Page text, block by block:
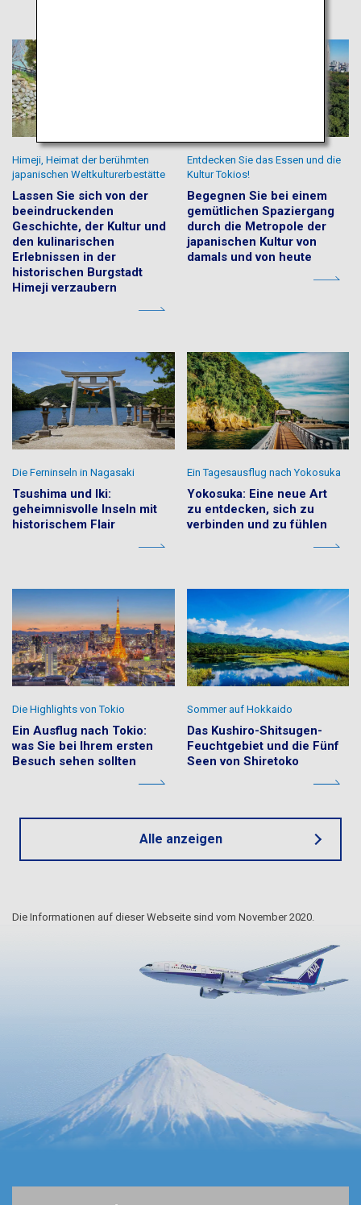
Lassen Sie sich von der
beeindruckenden
Geschichte, der Kultur und
den kulinarischen
Erlebnissen in der
historischen Burgstadt
Himeji verzaubern
Himeji, Heimat der berühmten
japanischen Weltkulturerbestätte
Begegnen Sie bei einem
gemütlichen Spaziergang
durch die Metropole der
japanischen Kultur von
damals und von heute
Entdecken Sie das Essen und die
Kultur Tokios!
Tsushima und Iki:
geheimnisvolle Inseln mit
historischem Flair
Die Ferninseln in Nagasaki
Yokosuka: Eine neue Art
zu entdecken, sich zu
verbinden und zu fühlen
Ein Tagesausflug nach Yokosuka
Ein Ausflug nach Tokio:
was Sie bei Ihrem ersten
Besuch sehen sollten
Die Highlights von Tokio
Das Kushiro-Shitsugen-
Feuchtgebiet und die Fünf
Seen von Shiretoko
Sommer auf Hokkaido
Alle anzeigen
Die Informationen auf dieser Webseite sind vom November 2020.